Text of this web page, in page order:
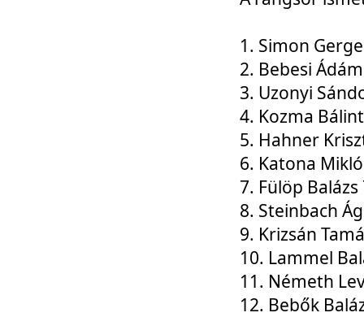
1. Simon
2. Bebesi
3. Uzonyi
4. Kozma
5. Hahner
6. Katona
7. Fülöp
8. Steinbach
9. Krizsán
10. Lammel
11. Németh
12. Bebők